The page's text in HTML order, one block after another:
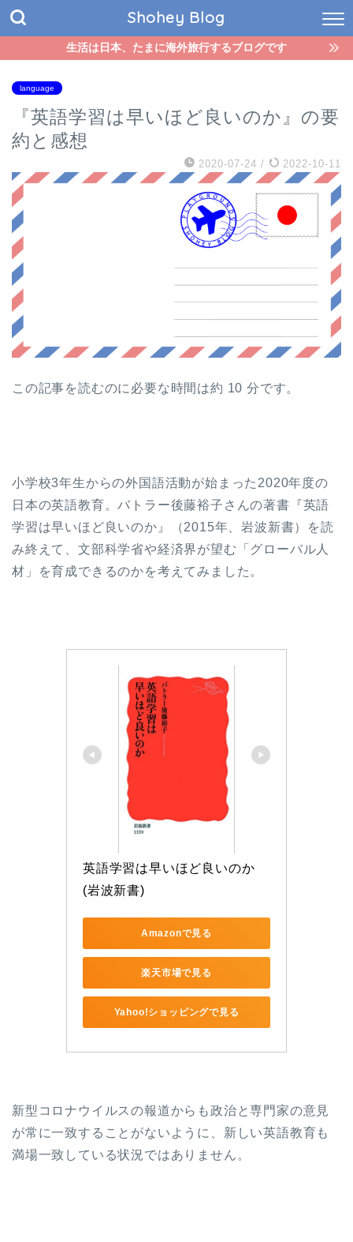
Shohey Blog
生活は日本、たまに海外旅行するブログです
language
『英語学習は早いほど良いのか』の要
約と感想
2020-07-24 / 2022-10-11
この記事を読むのに必要な時間は約 10 分です。
小学校3年生からの外国語活動が始まった2020年度の
日本の英語教育。バトラー後藤裕子さんの著書『英語
学習は早いほど良いのか』（2015年、岩波新書）を読
み終えて、文部科学省や経済界が望む「グローバル人
材」を育成できるのかを考えてみました。
英語学習は早いほど良いのか
(岩波新書)
Amazonで見る
楽天市場で見る
Yahoo!ショッピングで見る
新型コロナウイルスの報道からも政治と専門家の意見
が常に一致することがないように、新しい英語教育も
満場一致している状況ではありません。